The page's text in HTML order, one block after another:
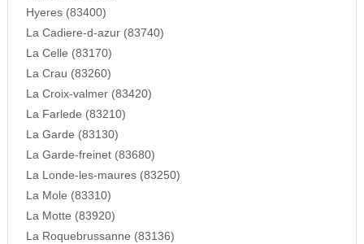
Hyeres (83400)
La Cadiere-d-azur (83740)
La Celle (83170)
La Crau (83260)
La Croix-valmer (83420)
La Farlede (83210)
La Garde (83130)
La Garde-freinet (83680)
La Londe-les-maures (83250)
La Mole (83310)
La Motte (83920)
La Roquebrussanne (83136)